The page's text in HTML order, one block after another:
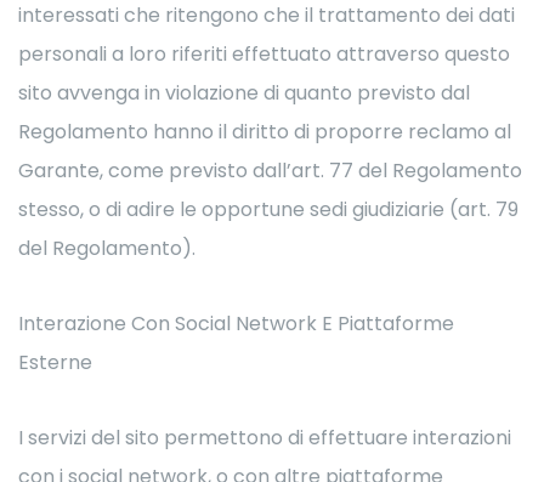
interessati che ritengono che il trattamento dei dati
personali a loro riferiti effettuato attraverso questo
sito avvenga in violazione di quanto previsto dal
Regolamento hanno il diritto di proporre reclamo al
Garante, come previsto dall’art. 77 del Regolamento
stesso, o di adire le opportune sedi giudiziarie (art. 79
del Regolamento).
Interazione Con Social Network E Piattaforme
Esterne
I servizi del sito permettono di effettuare interazioni